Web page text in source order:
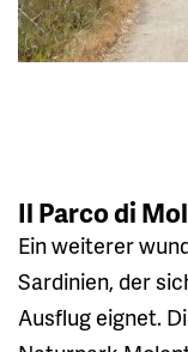
Il Parco di
Ein weiterer
Sardinien, der
Ausflug eignet.